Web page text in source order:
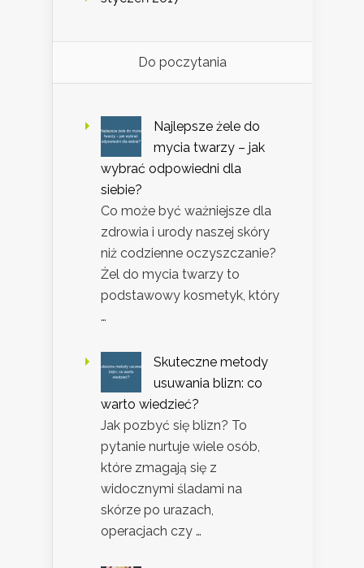
Do poczytania
Najlepsze żele do
mycia twarzy – jak
wybrać odpowiedni dla
siebie?
Co może być ważniejsze dla
zdrowia i urody naszej skóry
niż codzienne oczyszczanie?
Żel do mycia twarzy to
podstawowy kosmetyk, który
…
Skuteczne metody
usuwania blizn: co
warto wiedzieć?
Jak pozbyć się blizn? To
pytanie nurtuje wiele osób,
które zmagają się z
widocznymi śladami na
skórze po urazach,
operacjach czy …